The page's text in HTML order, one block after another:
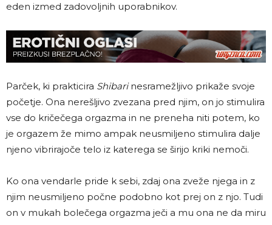
eden izmed zadovoljnih uporabnikov.
Parček, ki prakticira Shibarinesramežljivo prikaže svoje
početje. Ona nerešljivo zvezana pred njim, on jo stimulira
vse do kričečega orgazma in ne preneha niti potem, ko
je orgazem že mimo ampak neusmiljeno stimulira dalje
njeno vibrirajoče telo iz katerega se širijo kriki nemoči.
Ko ona vendarle pride k sebi, zdaj ona zveže njega in z
njim neusmiljeno počne podobno kot prej on z njo. Tudi
on v mukah bolečega orgazma ječi a mu ona ne da miru